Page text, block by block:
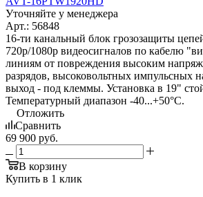
Уточняйте у менеджера
Арт.: 56848
16-ти канальный блок грозозащиты
720p/1080p видеосигналов по кабелю
линиям от повреждения высоким
разрядов, высоковольтных импульсных
выход - под клеммы. Установка в 19"
Температурный диапазон -40...+50°С.
Отложить
Сравнить
69 900 руб.
В корзину
Купить в 1 клик